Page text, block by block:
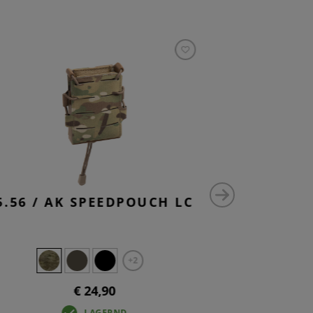
/ AK SPEEDPOUCH LC
+2
€ 24,90